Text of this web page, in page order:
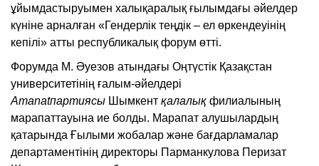
ұйымдастыруымен халықаралық ғылымдағы әйелдер
күніне арналған «Гендерлік теңдік – ел өркендеуінің
кепілі» атты республикалық форум өтті.
Форумда М. Әуезов атындағы Оңтүстік Қазақстан
университетінің ғалым-әйелдері
Amanatпартиясы Шымкент қалалық филиалының
марапаттауына ие болды. Марапат алушылардың
қатарында Ғылыми жобалар және бағдарламалар
департаментінің директоры Парманкулова Перизат